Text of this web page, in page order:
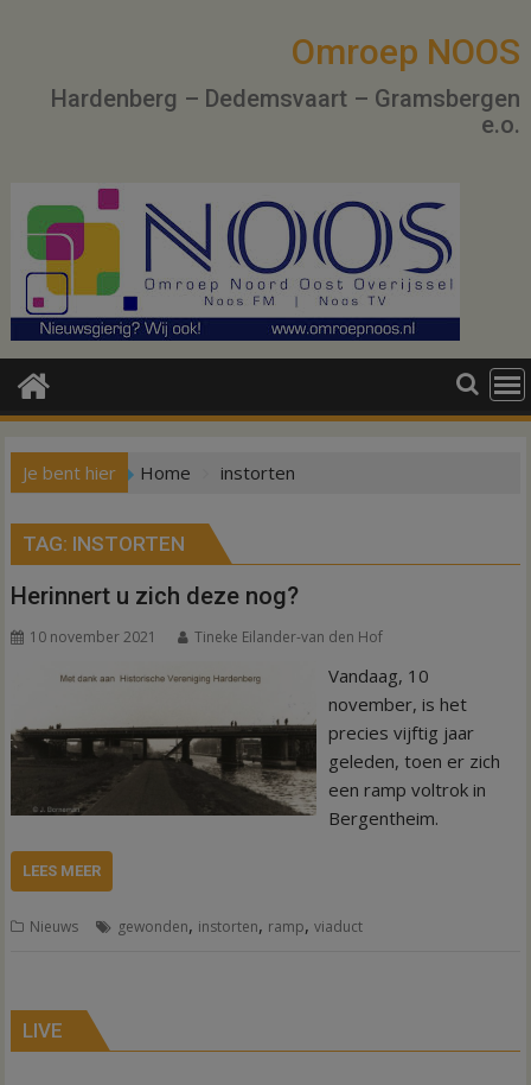
Omroep NOOS
Hardenberg – Dedemsvaart – Gramsbergen
e.o.
Je bent hier Home instorten
TAG: INSTORTEN
Herinnert u zich deze nog?
10 november 2021 Tineke Eilander-van den Hof
Vandaag, 10
november, is het
precies vijftig jaar
geleden, toen er zich
een ramp voltrok in
Bergentheim.
LEES MEER
Nieuws gewonden, instorten, ramp,viaduct
LIVE